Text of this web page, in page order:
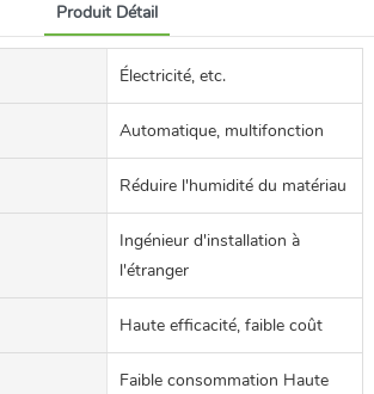
Produit Détail
Électricité, etc.
Automatique, multifonction
Réduire l'humidité du matériau
Ingénieur d'installation à
l'étranger
Haute efficacité, faible coût
Faible consommation Haute